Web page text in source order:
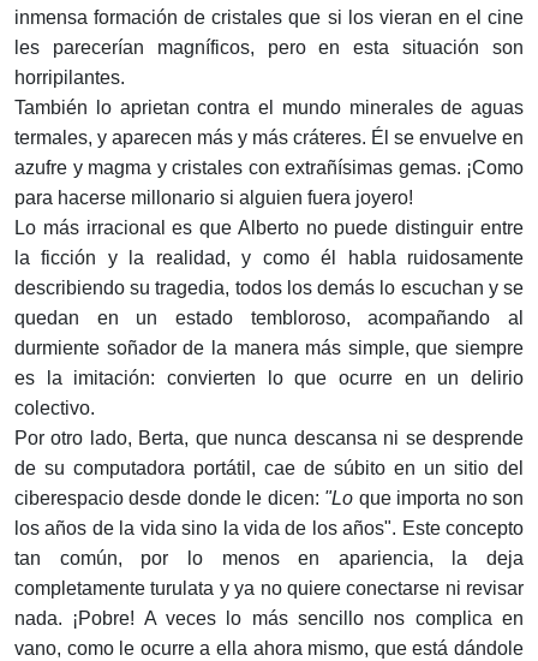
inmensa formación de cristales que si los vieran en el cine
les parecerían magníficos, pero en esta situación son
horripilantes.
También lo aprietan contra el mundo minerales de aguas
termales, y aparecen más y más cráteres. Él se envuelve en
azufre y magma y cristales con extrañísimas gemas. ¡Como
para hacerse millonario si al­guien fuera joyero!
Lo más irracional es que Alberto no puede distinguir entre
la ficción y la realidad, y como él habla ruidosamente
describiendo su tragedia, todos los demás lo escuchan y se
quedan en un estado tembloroso, acom­pañando al
durmiente soñador de la manera más simple, que siempre
es la imitación: convierten lo que ocurre en un delirio
colectivo.
Por otro lado, Berta, que nunca descansa ni se desprende
de su com­putadora portátil, cae de súbito en un sitio del
ciberespacio desde donde le dicen: "Lo que importa no son
los años de la vida sino la vida de los años". Este concepto
tan común, por lo menos en apariencia, la deja
completamente turulata y ya no quiere conectarse ni revisar
nada. ¡Pobre! A veces lo más sencillo nos complica en
vano, como le ocurre a ella ahora mismo, que está dándole